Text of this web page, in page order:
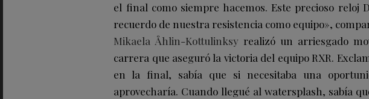
el final como siempre hacemos. Este precioso reloj
recuerdo de nuestra resistencia como equipo»,
Mikaela Åhlin-Kottulinksy realizó un arriesgado
carrera que aseguró la victoria del equipo RXR.
en la final, sabía que si necesitaba una
aprovecharía. Cuando llegué al watersplash, sabía